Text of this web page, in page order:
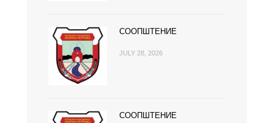
СООПШТЕНИЕ
JULY 28, 2026
СООПШТЕНИЕ